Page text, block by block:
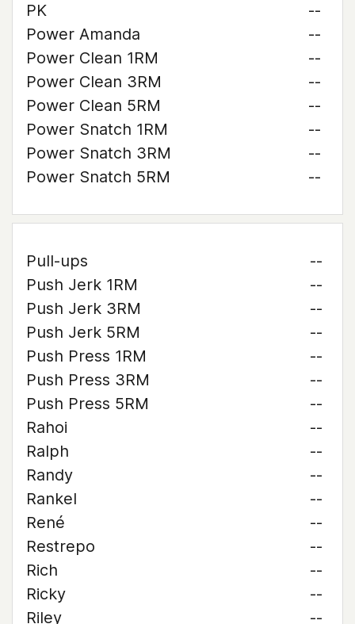
PK
--
Power Amanda
--
Power Clean 1RM
--
Power Clean 3RM
--
Power Clean 5RM
--
Power Snatch 1RM
--
Power Snatch 3RM
--
Power Snatch 5RM
--
Pull-ups
--
Push Jerk 1RM
--
Push Jerk 3RM
--
Push Jerk 5RM
--
Push Press 1RM
--
Push Press 3RM
--
Push Press 5RM
--
Rahoi
--
Ralph
--
Randy
--
Rankel
--
René
--
Restrepo
--
Rich
--
Ricky
--
Riley
--